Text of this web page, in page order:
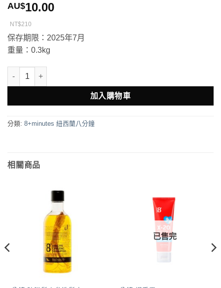
AU$10.00
NT$210
保存期限：2025年7月
重量：0.3kg
8+miuntes 8分鐘保濕面膜7片(藍) 數量
加入購物車
分類: 8+minutes 紐西蘭八分鐘
相關商品
已售完